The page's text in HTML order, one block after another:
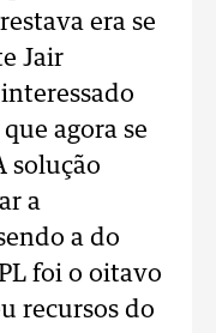
era se
Jair
agora se
solução
a
a do
foi o oitavo
recursos do